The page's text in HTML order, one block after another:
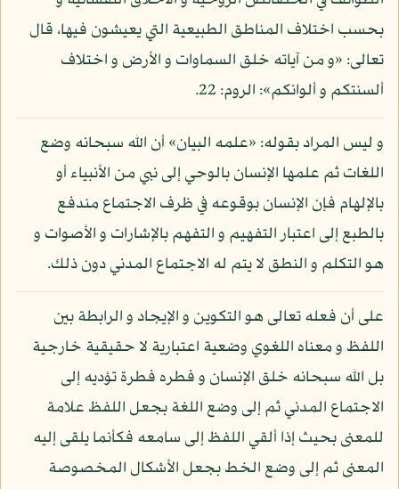
بحسب اختلاف المناطق الطبيعية التي يعيشون فيها، قال
تعالى: «و من آياته خلق السماوات و الأرض و اختلاف
ألسنتكم و ألوانكم»: الروم: 22.
و ليس المراد بقوله: «علمه البيان» أن الله سبحانه وضع
اللغات ثم علمها الإنسان بالوحي إلى نبي من الأنبياء أو
بالإلهام فإن الإنسان بوقوعه في ظرف الاجتماع مندفع
بالطبع إلى اعتبار التفهيم و التفهم بالإشارات و الأصوات و
هو التكلم و النطق لا يتم له الاجتماع المدني دون ذلك.
على أن فعله تعالى هو التكوين و الإيجاد و الرابطة بين
اللفظ و معناه اللغوي وضعية اعتبارية لا حقيقية خارجية
بل الله سبحانه خلق الإنسان و فطره فطرة تؤديه إلى
الاجتماع المدني ثم إلى وضع اللغة بجعل اللفظ علامة
للمعنى بحيث إذا ألقي اللفظ إلى سامعه فكأنما يلقى إليه
المعنى ثم إلى وضع الخط بجعل الأشكال المخصوصة